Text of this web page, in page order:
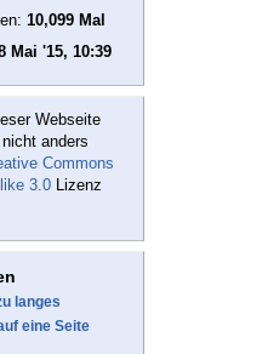
10,099 Mal
Mai '15, 10:39
Webseite
anders
Commons
3.0 Lizenz
langes
eine Seite